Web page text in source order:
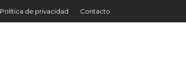
Política de privacidad Contacto